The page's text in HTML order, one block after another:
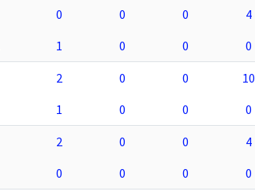
0 0 0 4
1 0 0 0
2 0 0 10
1 0 0 0
2 0 0 4
0 0 0 0